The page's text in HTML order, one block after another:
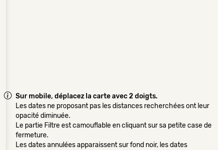
Sur mobile, déplacez la carte avec 2 doigts.
Les dates ne proposant pas les distances recherchées ont leur
opacité diminuée.
Le partie Filtre est camouflable en cliquant sur sa petite case de
fermeture.
Les dates annulées apparaissent sur fond noir, les dates